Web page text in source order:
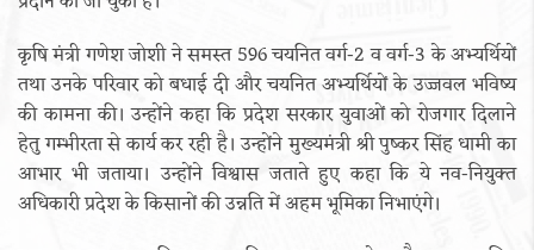
कृषि मंत्री गणेश जोशी ने समस्त 596 चयनित वर्ग-2 व वर्ग-3 के अभ्यर्थियों
तथा उनके परिवार को बधाई दी और चयनित अभ्यर्थियों के उज्जवल भविष्य
की कामना की। उन्होंने कहा कि प्रदेश सरकार युवाओं को रोजगार दिलाने
हेतु गम्भीरता से कार्य कर रही है। उन्होंने मुख्यमंत्री श्री पुष्कर सिंह धामी का
आभार भी जताया। उन्होंने विश्वास जताते हुए कहा कि ये नव-नियुक्त
अधिकारी प्रदेश के किसानों की उन्नति में अहम भूमिका निभाएंगे।